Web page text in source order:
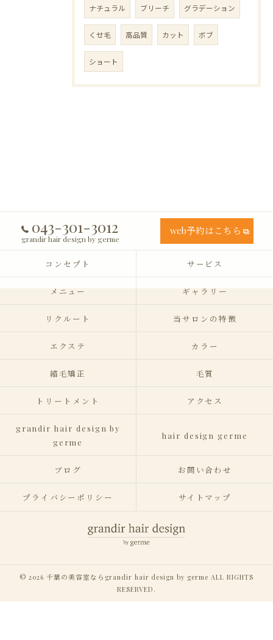
ナチュラル ブリーチ グラデーション
くせ毛 高品質 カット ボブ
ショート
043-301-3012
grandir hair design by germe
web予約はこちら
コンセプト サービス
メニュー ギャラリー
リクルート 当サロンの特徴
エクステ カラー
縮毛矯正 毛質
トリートメント アクセス
grandir hair design by
germe
hair design germe
ブログ お問い合わせ
プライバシーポリシー サイトマップ
© 2026 千葉の美容室ならgrandir hair design by germe ALL RIGHTS
RESERVED.